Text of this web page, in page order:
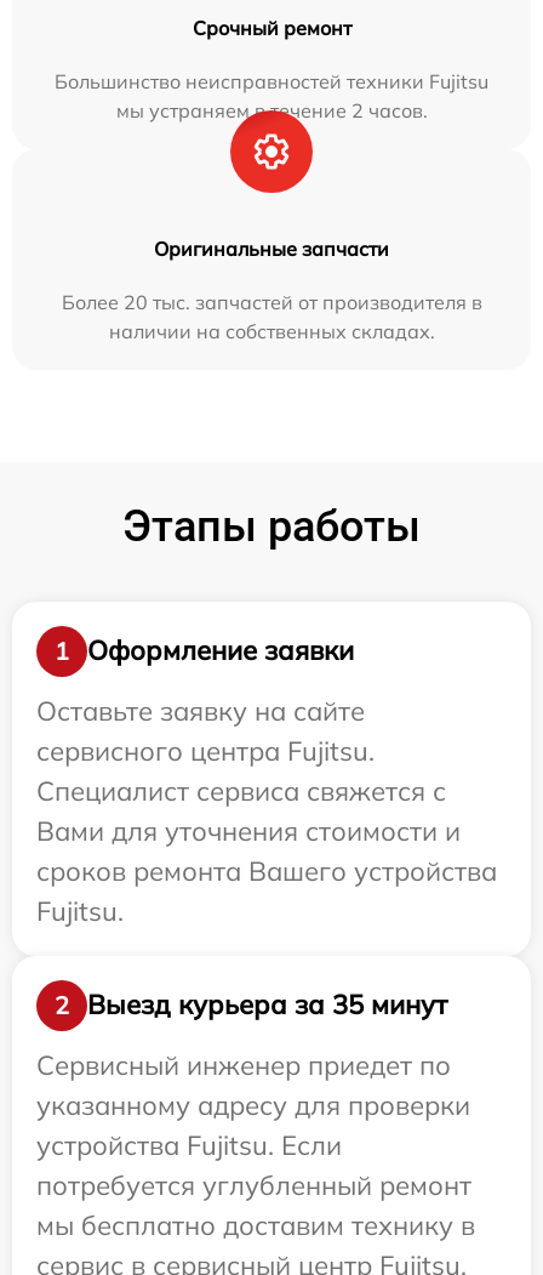
Срочный ремонт
Большинство неисправностей техники Fujitsu
мы устраняем в течение 2 часов.
Оригинальные запчасти
Более 20 тыс. запчастей от производителя в
наличии на собственных складах.
Этапы работы
1
Оформление заявки
Оставьте заявку на сайте
сервисного центра Fujitsu.
Специалист сервиса свяжется с
Вами для уточнения стоимости и
сроков ремонта Вашего устройства
Fujitsu.
2
Выезд курьера за 35 минут
Сервисный инженер приедет по
указанному адресу для проверки
устройства Fujitsu. Если
потребуется углубленный ремонт
мы бесплатно доставим технику в
сервис в сервисный центр Fujitsu.